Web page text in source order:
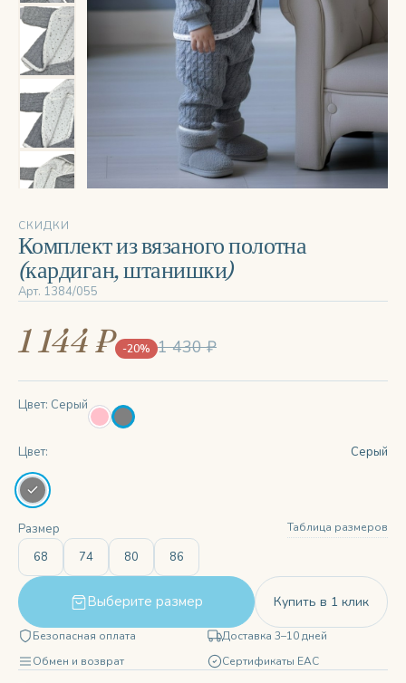
СКИДКИ
Комплект из вязаного полотна
(кардиган, штанишки)
Арт. 1384/055
1 144 ₽ -20% 1 430 ₽
Цвет: Серый
Цвет: Серый
Размер Таблица размеров
68 74 80 86
Выберите размер Купить в 1 клик
Безопасная оплата
Доставка 3–10 дней
Обмен и возврат
Сертификаты ЕАС